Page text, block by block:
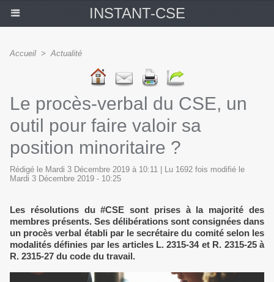
INSTANT-CSE
Accueil > Actualité
Le procès-verbal du CSE, un
outil pour faire valoir sa
position minoritaire ?
Rédigé le Mardi 3 Décembre 2019 à 10:11 | Lu 1692 fois modifié le
Mardi 3 Décembre 2019 - 10:25
Les résolutions du #CSE sont prises à la majorité des
membres présents. Ses délibérations sont consignées dans
un procès verbal établi par le secrétaire du comité selon les
modalités définies par les articles L. 2315-34 et R. 2315-25 à
R. 2315-27 du code du travail.